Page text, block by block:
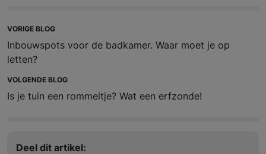
VORIGE BLOG
Inbouwspots voor de badkamer. Waar moet je op
letten?
VOLGENDE BLOG
Is je tuin een rommeltje? Wat een erfzonde!
Deel dit artikel: